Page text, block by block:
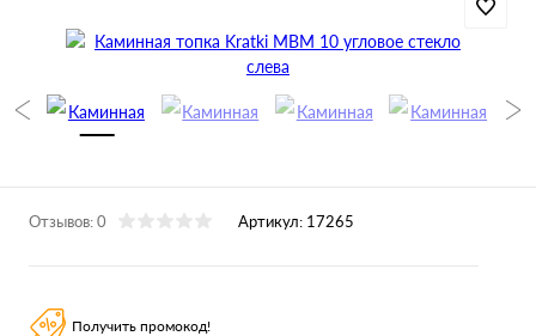
Отзывов: 0 Артикул: 17265
Получить промокод!